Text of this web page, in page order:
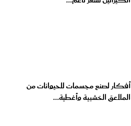
أفكار لصنع مجسمات للحيوانات من
الملاعق الخشبية وأغطية...